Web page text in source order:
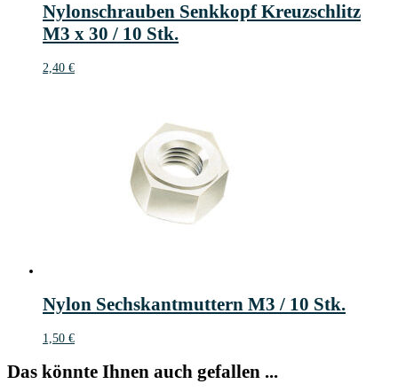
Nylonschrauben Senkkopf Kreuzschlitz
M3 x 30 / 10 Stk.
2,40 €
Nylon Sechskantmuttern M3 / 10 Stk.
1,50 €
Das könnte Ihnen auch gefallen ...